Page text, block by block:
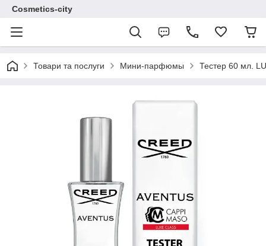
Cosmetics-city
Товари та послуги Мини-парфюмы Тестер 60 мл.